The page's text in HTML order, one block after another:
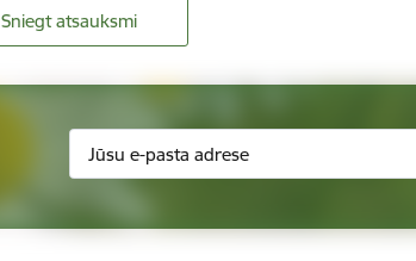
Sniegt atsauksmi